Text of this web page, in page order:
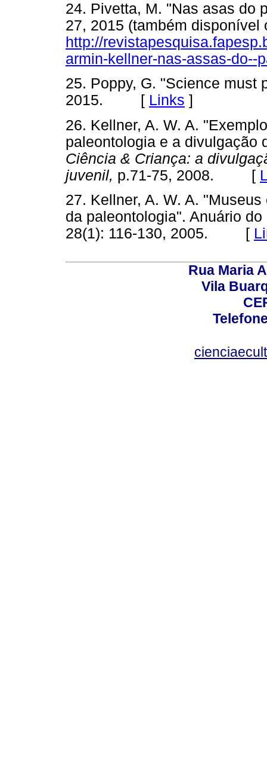
24. Pivetta, M. "Nas asas do
27, 2015 (também disponível
http://
armin-kellner-nas-assas-do--
25. Poppy, G. "Science must
2015. [ Links ]
26. Kellner, A. W. A.
paleontologia e a divulgação
Ciência & Criança: a
juvenil, p.71-75, 2008. [
27. Kellner, A. W. A.
da paleontologia". Anuário
28(1): 116-130, 2005. [
Rua Maria
Vila